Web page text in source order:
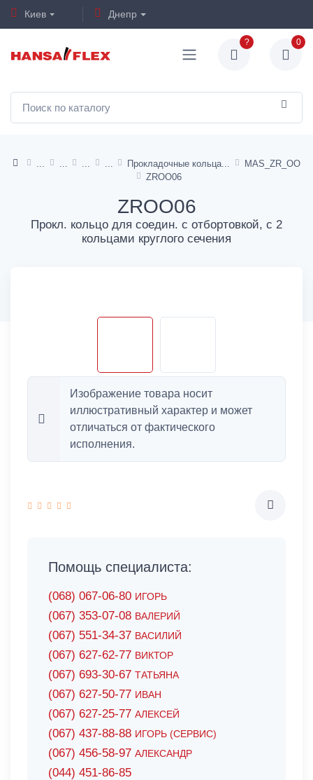
Киев Днепр
? 0
Прокладочные кольца
MAS_ZR_OO
ZROO06
ZROO06
Прокл. кольцо для соедин. с отбортовкой, с 2
кольцами круглого сечения
Изображение товара носит
иллюстративный характер и может
отличаться от фактического
исполнения.
Помощь специалиста:
(068) 067-06-80 ИГОРЬ
(067) 353-07-08 ВАЛЕРИЙ
(067) 551-34-37 ВАСИЛИЙ
(067) 627-62-77 ВИКТОР
(067) 693-30-67 ТАТЬЯНА
(067) 627-50-77 ИВАН
(067) 627-25-77 АЛЕКСЕЙ
(067) 437-88-88 ИГОРЬ (СЕРВИС)
(067) 456-58-97 АЛЕКСАНДР
(044) 451-86-85